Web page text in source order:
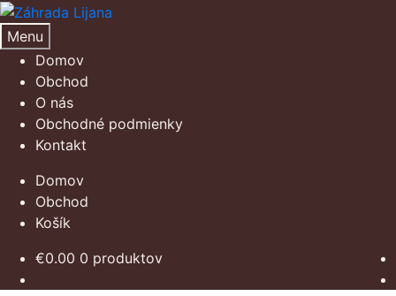
Preskočiť
na
navigáciu
Preskočiť
na
obsah
Menu
Domov
Obchod
O nás
Obchodné podmienky
Kontakt
Domov
Obchod
Košík
€0.00 0 produktov